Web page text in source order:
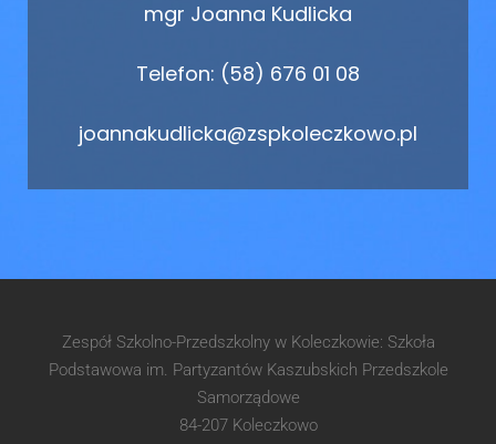
mgr Joanna Kudlicka
Telefon: (58) 676 01 08
joannakudlicka@zspkoleczkowo.pl
Zespół Szkolno-Przedszkolny w Koleczkowie: Szkoła
Podstawowa im. Partyzantów Kaszubskich Przedszkole
Samorządowe
84-207 Koleczkowo